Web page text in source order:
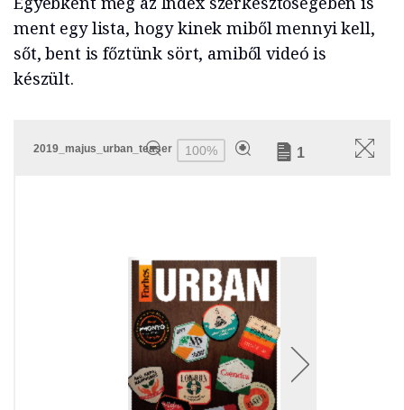
ment egy lista, hogy kinek miből mennyi kell,
sőt, bent is főztünk sört, amiből videó is
készült.